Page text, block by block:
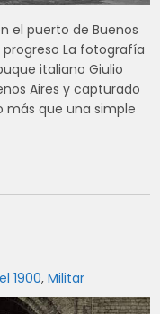
el puerto de Buenos
La fotografía
italiano Giulio
Aires y capturado
más que una simple
1900,Militar